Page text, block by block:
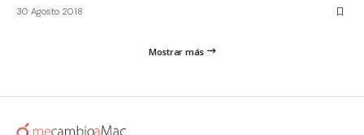
30 Agosto 2018
Mostrar más